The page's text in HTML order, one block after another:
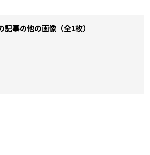
記事の他の画像（全1枚）